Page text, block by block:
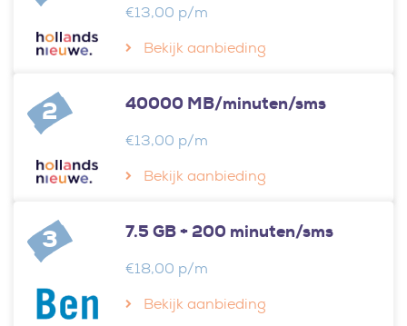
€13,00 p/m
Bekijk aanbieding
2 40000 MB/minuten/sms
€13,00 p/m
Bekijk aanbieding
3 7.5 GB + 200 minuten/sms
€18,00 p/m
Bekijk aanbieding